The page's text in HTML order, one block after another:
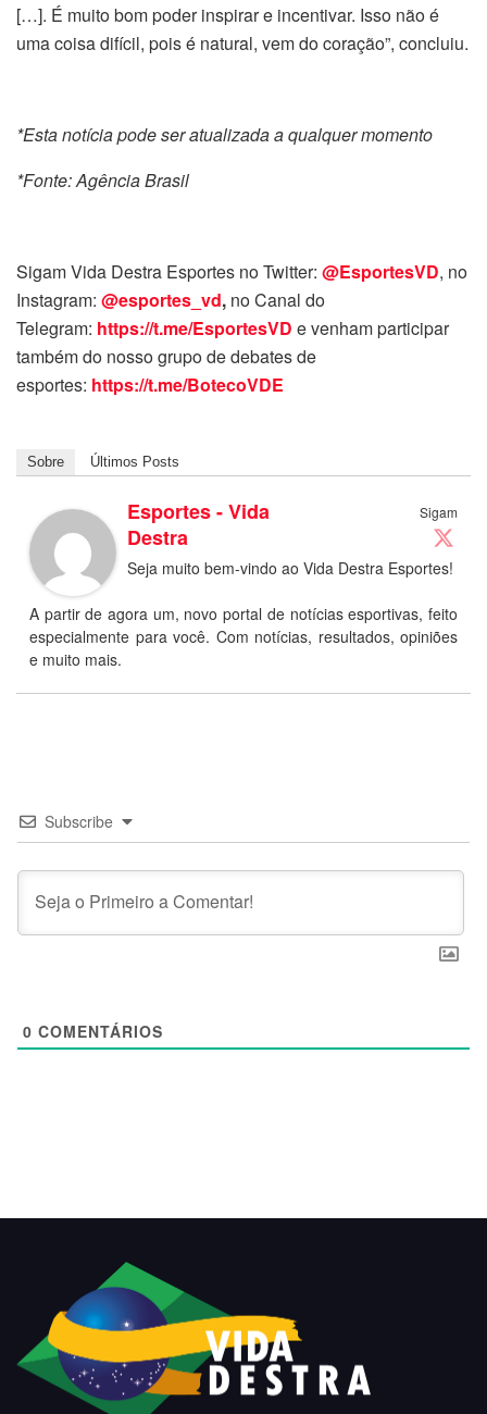
[…]. É muito bom poder inspirar e incentivar. Isso não é
uma coisa difícil, pois é natural, vem do coração”, concluiu.
*Esta notícia pode ser atualizada a qualquer momento
*Fonte: Agência Brasil
Sigam Vida Destra Esportes no Twitter: @EsportesVD, no
Instagram: @esportes_vd, no Canal do
Telegram: https://t.me/EsportesVD e venham participar
também do nosso grupo de debates de
esportes: https://t.me/BotecoVDE
Sobre Últimos Posts
Sigam
Esportes - Vida
Destra
Seja muito bem-vindo ao Vida Destra Esportes!
A partir de agora um, novo portal de notícias esportivas, feito
especialmente para você. Com notícias, resultados, opiniões
e muito mais.
Subscribe
0 COMENTÁRIOS